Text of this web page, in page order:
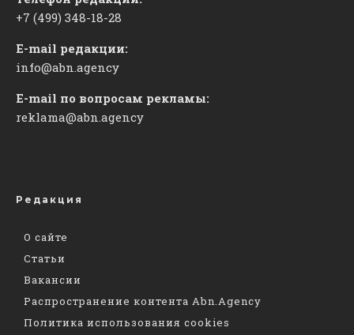
+7 (499) 348-18-28
E-mail редакции:
info@abn.agency
E-mail по вопросам рекламы:
reklama@abn.agency
Редакция
О сайте
Статьи
Вакансии
Распространение контента Abn.Agency
Политика использования cookies